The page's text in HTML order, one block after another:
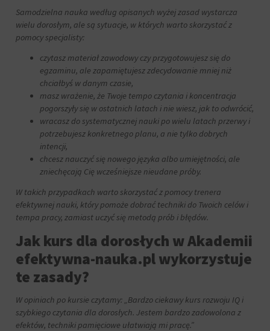
Samodzielna nauka według opisanych wyżej zasad wystarcza
wielu dorosłym, ale są sytuacje, w których warto skorzystać z
pomocy specjalisty:
czytasz materiał zawodowy czy przygotowujesz się do
egzaminu, ale zapamiętujesz zdecydowanie mniej niż
chciałbyś w danym czasie,
masz wrażenie, że Twoje tempo czytania i koncentracja
pogorszyły się w ostatnich latach i nie wiesz, jak to odwrócić,
wracasz do systematycznej nauki po wielu latach przerwy i
potrzebujesz konkretnego planu, a nie tylko dobrych
intencji,
chcesz nauczyć się nowego języka albo umiejętności, ale
zniechęcają Cię wcześniejsze nieudane próby.
W takich przypadkach warto skorzystać z pomocy trenera
efektywnej nauki, który pomoże dobrać techniki do Twoich celów i
tempa pracy, zamiast uczyć się metodą prób i błędów.
Jak kurs dla dorosłych w Akademii
efektywna-nauka.pl wykorzystuje
te zasady?
W opiniach po kursie czytamy: „Bardzo ciekawy kurs rozwoju IQ i
szybkiego czytania dla dorosłych. Jestem bardzo zadowolona z
efektów, techniki pamięciowe ułatwiają mi pracę.”